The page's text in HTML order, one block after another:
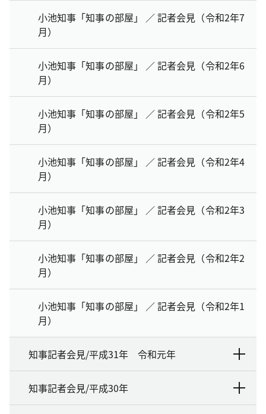
小池知事「知事の部屋」 ／ 記者会見（令和2年7
月）
小池知事「知事の部屋」 ／ 記者会見（令和2年6
月）
小池知事「知事の部屋」 ／ 記者会見（令和2年5
月）
小池知事「知事の部屋」 ／ 記者会見（令和2年4
月）
小池知事「知事の部屋」 ／ 記者会見（令和2年3
月）
小池知事「知事の部屋」 ／ 記者会見（令和2年2
月）
小池知事「知事の部屋」 ／ 記者会見（令和2年1
月）
知事記者会見/平成31年 令和元年
知事記者会見/平成30年